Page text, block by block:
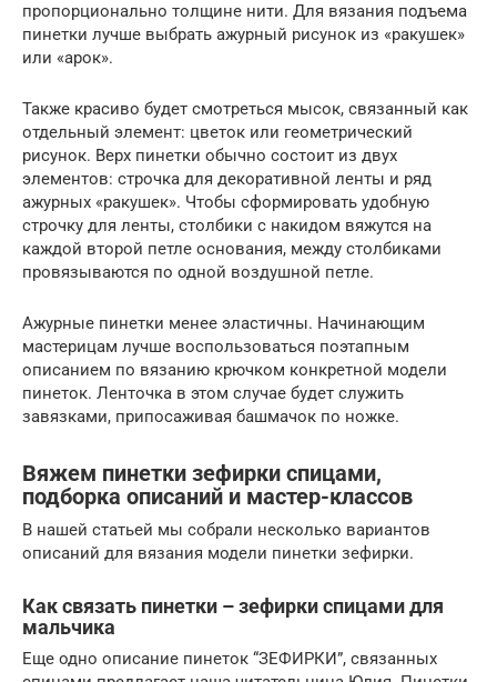
пропорционально толщине нити. Для вязания подъема
пинетки лучше выбрать ажурный рисунок из «ракушек»
или «арок».
Также красиво будет смотреться мысок, связанный как
отдельный элемент: цветок или геометрический
рисунок. Верх пинетки обычно состоит из двух
элементов: строчка для декоративной ленты и ряд
ажурных «ракушек». Чтобы сформировать удобную
строчку для ленты, столбики с накидом вяжутся на
каждой второй петле основания, между столбиками
провязываются по одной воздушной петле.
Ажурные пинетки менее эластичны. Начинающим
мастерицам лучше воспользоваться поэтапным
описанием по вязанию крючком конкретной модели
пинеток. Ленточка в этом случае будет служить
завязками, припосаживая башмачок по ножке.
Вяжем пинетки зефирки спицами,
подборка описаний и мастер-классов
В нашей статьей мы собрали несколько вариантов
описаний для вязания модели пинетки зефирки.
Как связать пинетки – зефирки спицами для
мальчика
Еще одно описание пинеток “ЗЕФИРКИ”, связанных